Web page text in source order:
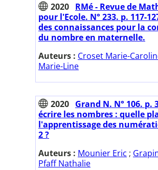
2020 RMé - Revue de
pour l'Ecole. N° 233. p. 117-
des connaissances pour la
du nombre en maternelle.
Auteurs : Croset Marie-
Marie-Line
2020 Grand N. N° 106. p.
écrire les nombres : quelle
l'apprentissage des
2 ?
Auteurs : Mounier Eric ;
Pfaff Nathalie